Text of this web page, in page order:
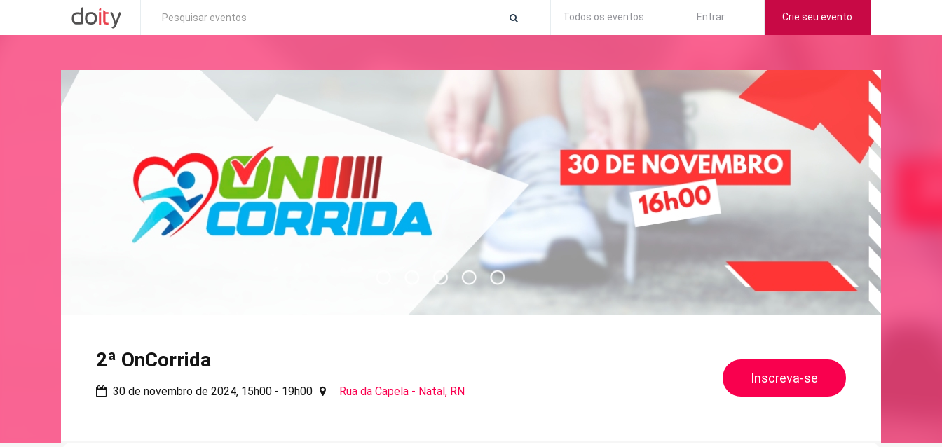
Todos os eventos Entrar Crie seu evento
2ª OnCorrida
30 de novembro de 2024, 15h00 - 19h00 Rua da Capela - Natal, RN
Inscreva-se